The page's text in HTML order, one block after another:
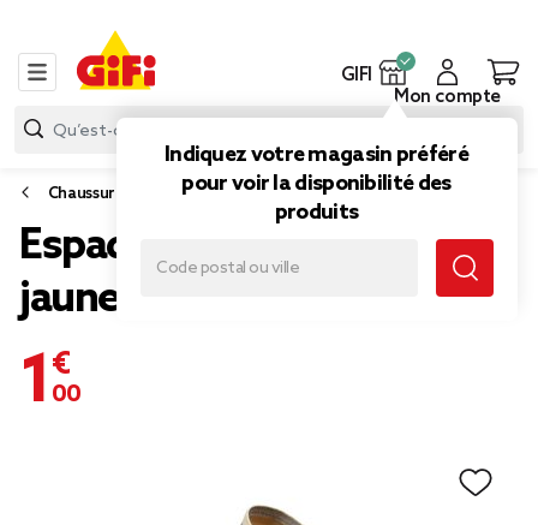
GIFI
Indiquez votre magasin préféré
pour voir la disponibilité des
produits
Mon compte
Chaussures
Espadrille Femme rayé
jaune gris T36-41
1,00 €